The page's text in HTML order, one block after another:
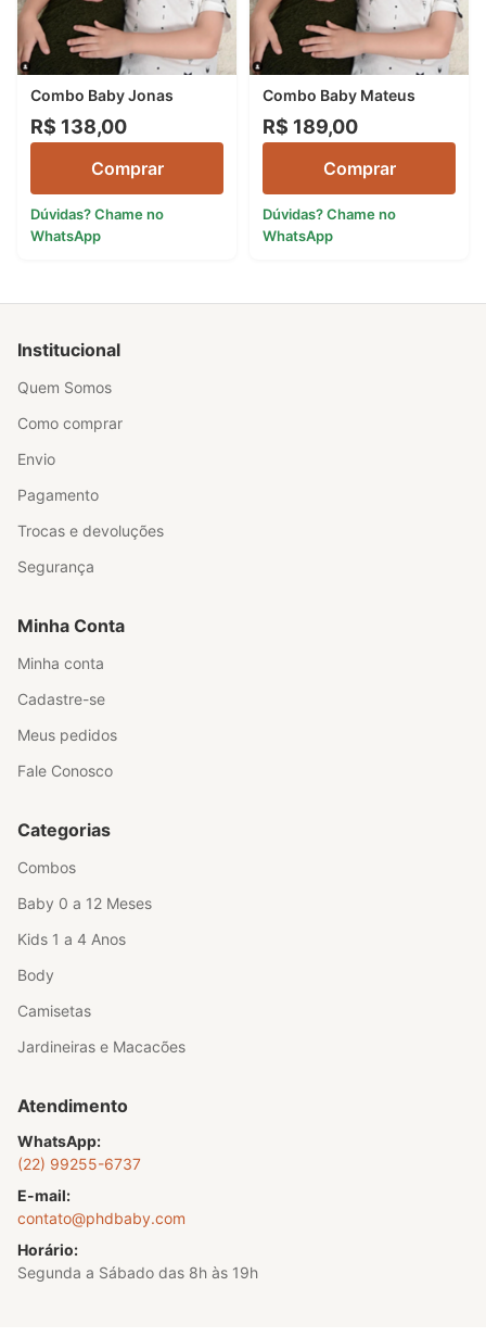
Combo Baby Jonas
R$ 138,00
Comprar
Dúvidas? Chame no
WhatsApp
Combo Baby Mateus
R$ 189,00
Comprar
Dúvidas? Chame no
WhatsApp
Institucional
Quem Somos
Como comprar
Envio
Pagamento
Trocas e devoluções
Segurança
Minha Conta
Minha conta
Cadastre-se
Meus pedidos
Fale Conosco
Categorias
Combos
Baby 0 a 12 Meses
Kids 1 a 4 Anos
Body
Camisetas
Jardineiras e Macacões
Atendimento
WhatsApp:
(22) 99255-6737
E-mail:
contato@phdbaby.com
Horário:
Segunda a Sábado das 8h às 19h